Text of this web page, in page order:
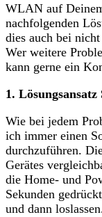
WLAN auf
nachfolgenden
dies auch bei
Wer weitere
kann gerne ein
1. Lösungsansatz
Wie bei jedem
ich immer einen
durchzuführen.
Gerätes
die Home- und
Sekunden
und dann